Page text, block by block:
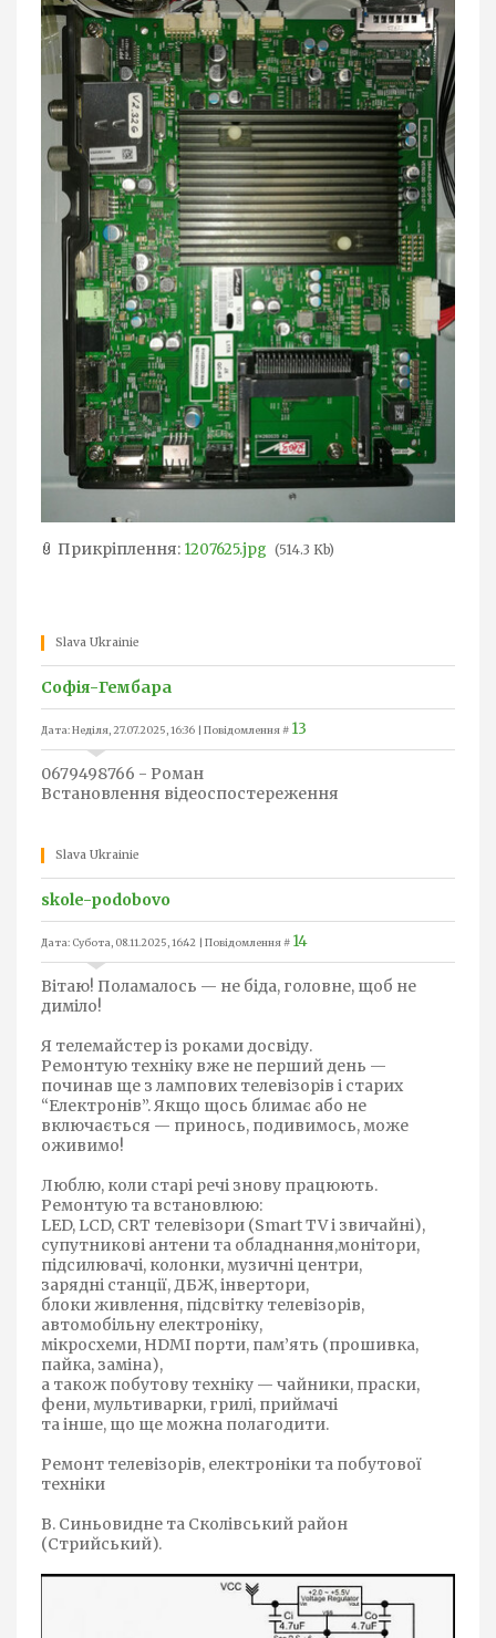
Прикріплення: 1207625.jpg (514.3 Kb)
Slava Ukrainie
Софія-Гембара
Дата: Неділя, 27.07.2025, 16:36 | Повідомлення # 13
0679498766 - Роман
Встановлення відеоспостереження
Slava Ukrainie
skole-podobovo
Дата: Субота, 08.11.2025, 16:42 | Повідомлення # 14
Вітаю! Поламалось — не біда, головне, щоб не
диміло!
Я телемайстер із роками досвіду.
Ремонтую техніку вже не перший день —
починав ще з лампових телевізорів і старих
“Електронів”. Якщо щось блимає або не
включається — принось, подивимось, може
оживимо!
Люблю, коли старі речі знову працюють.
Ремонтую та встановлюю:
LED, LCD, CRT телевізори (Smart TV і звичайні),
супутникові антени та обладнання,монітори,
підсилювачі, колонки, музичні центри,
зарядні станції, ДБЖ, інвертори,
блоки живлення, підсвітку телевізорів,
автомобільну електроніку,
мікросхеми, HDMI порти, пам’ять (прошивка,
пайка, заміна),
а також побутову техніку — чайники, праски,
фени, мультиварки, грилі, приймачі
та інше, що ще можна полагодити.
Ремонт телевізорів, електроніки та побутової
техніки
В. Синьовидне та Сколівський район
(Стрийський).